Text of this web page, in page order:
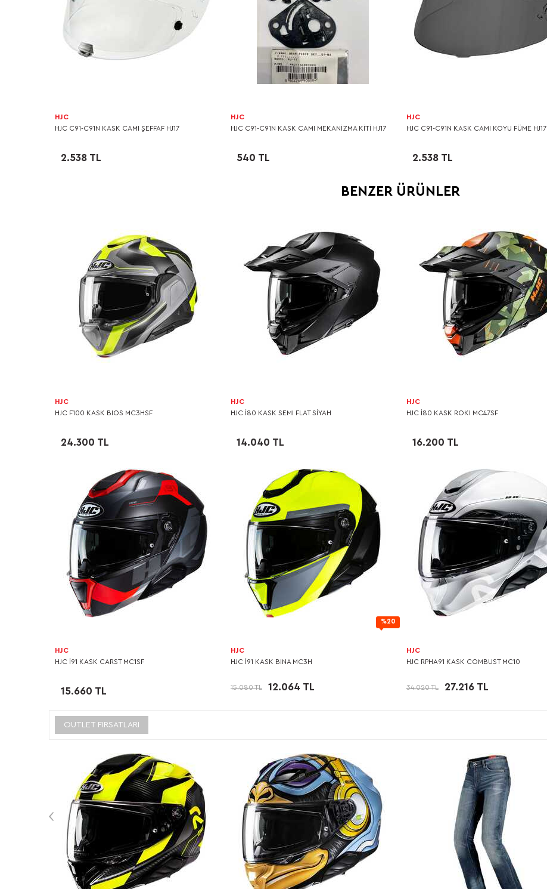
HJC
HJC C91-C91N KASK CAMI ŞEFFAF HJ17
2.538 TL
HJC
HJC C91-C91N KASK CAMI MEKANİZMA KİTİ HJ17
540 TL
HJC
HJC C91-C91N KASK CAMI KOYU FÜME HJ17
2.538 TL
BENZER ÜRÜNLER
HJC
HJC F100 KASK BIOS MC3HSF
24.300 TL
HJC
HJC I80 KASK SEMI FLAT SİYAH
14.040 TL
HJC
HJC I80 KASK ROKI MC47SF
16.200 TL
HJC
HJC I91 KASK CARST MC1SF
15.660 TL
%20
HJC
HJC I91 KASK BINA MC3H
15.080 TL 12.064 TL
HJC
HJC RPHA91 KASK COMBUST MC10
34.020 TL 27.216 TL
OUTLET FIRSATLARI